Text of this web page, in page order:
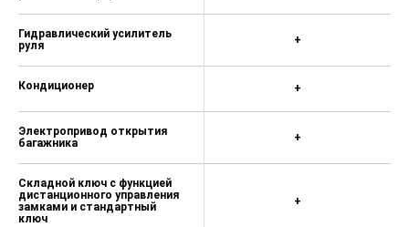
Гидравлический усилитель
руля
Кондиционер
Электропривод открытия
багажника
Складной ключ с функцией
дистанционного управления
замками и стандартный
ключ
+
+
+
+